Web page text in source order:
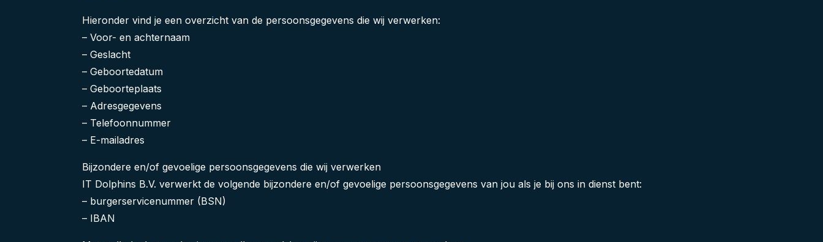
Hieronder vind je een overzicht van de persoonsgegevens die wij verwerken:
– Voor- en achternaam
– Geslacht
– Geboortedatum
– Geboorteplaats
– Adresgegevens
– Telefoonnummer
– E-mailadres
Bijzondere en/of gevoelige persoonsgegevens die wij verwerken
IT Dolphins B.V. verwerkt de volgende bijzondere en/of gevoelige persoonsgegevens van jou als je bij ons in dienst bent:
– burgerservicenummer (BSN)
– IBAN